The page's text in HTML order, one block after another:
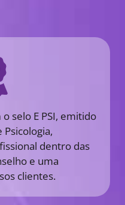
selo E PSI, emitido
dentro das
e uma
clientes.